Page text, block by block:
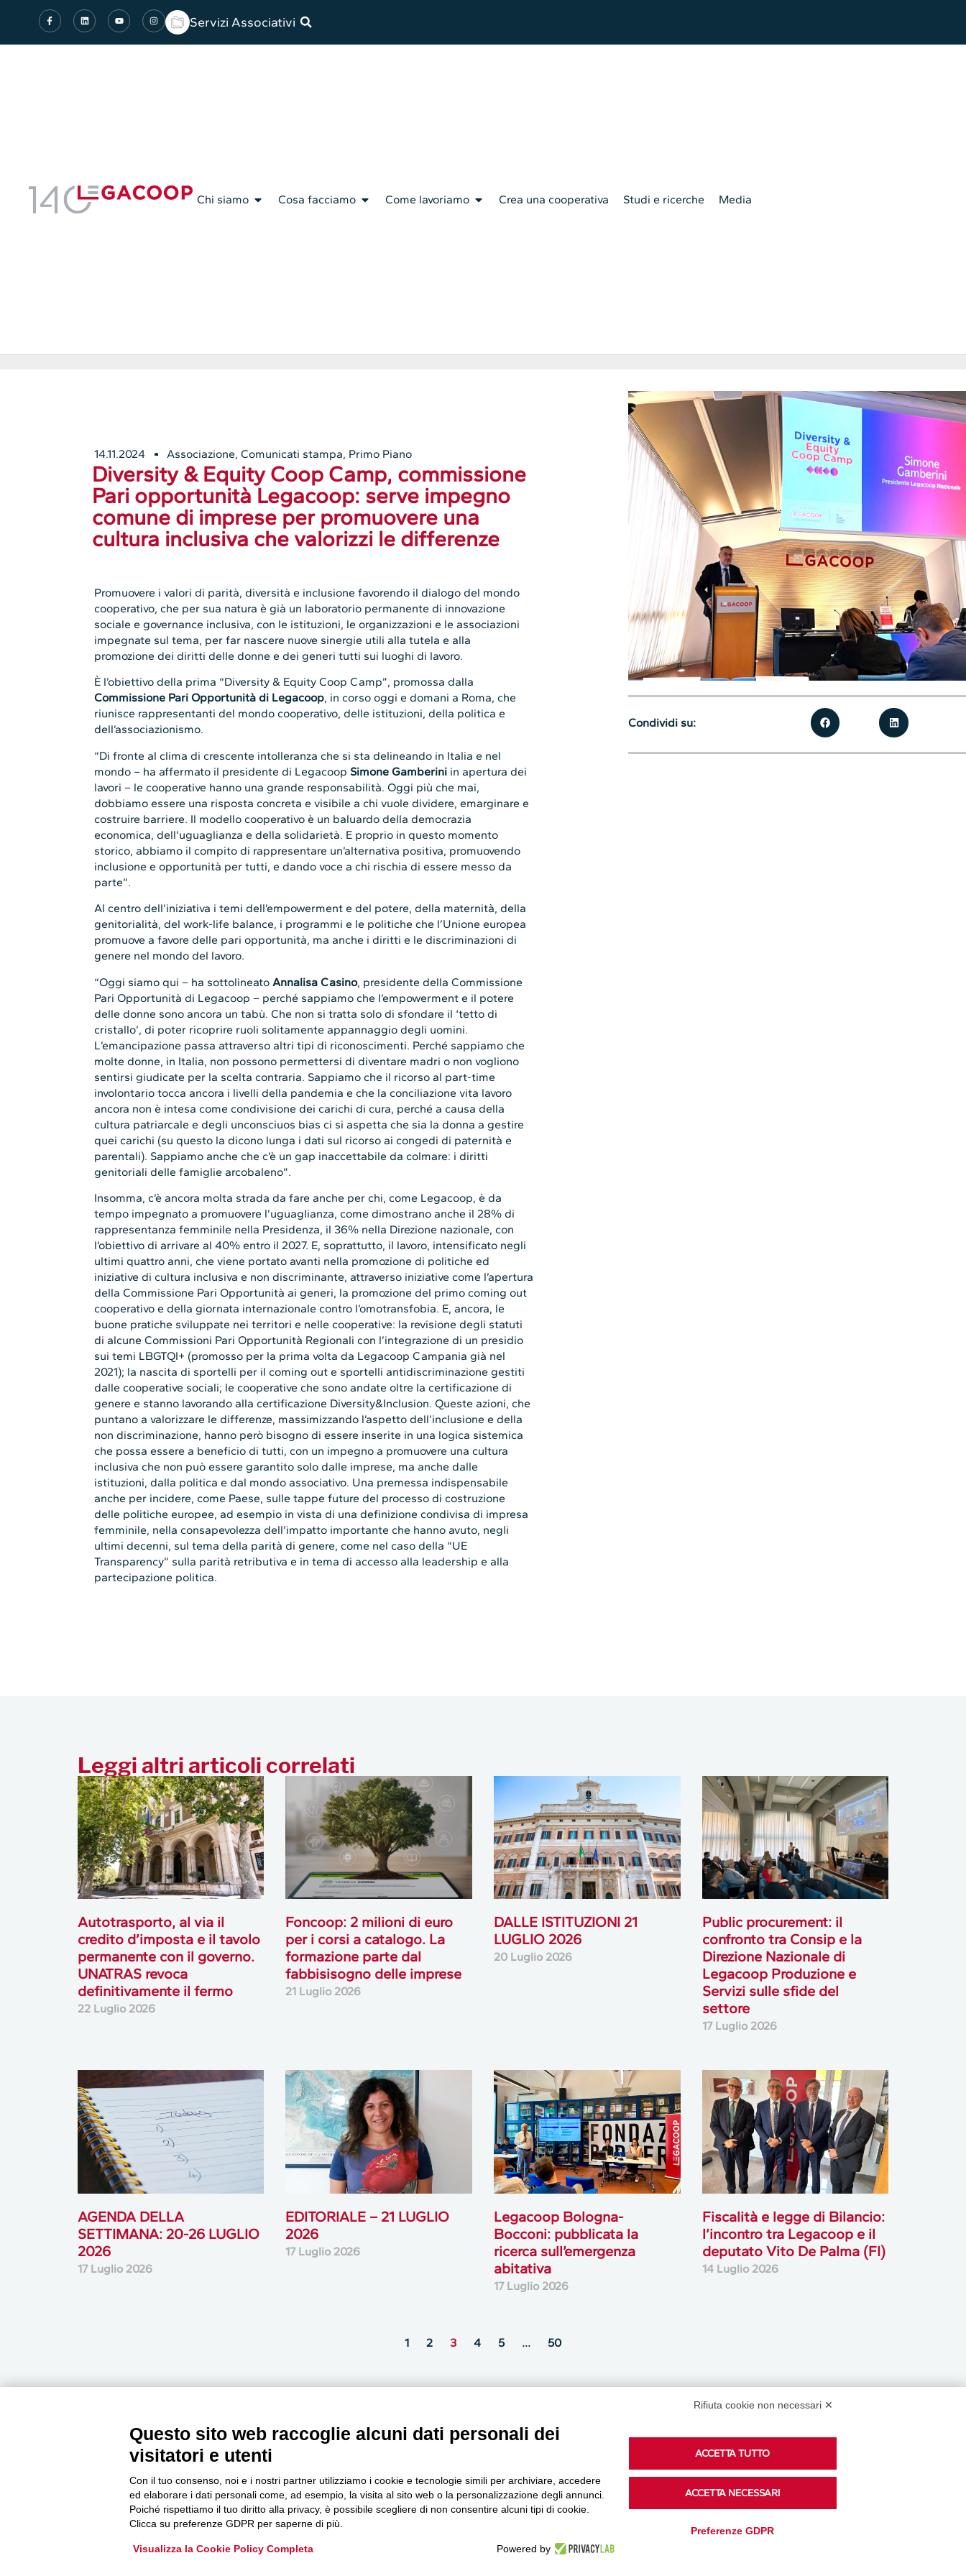
Servizi Associativi
Chi siamo Cosa facciamo Come lavoriamo Crea una cooperativa Studi e ricerche Media
14.11.2024 Associazione,Comunicati stampa, Primo Piano
Diversity & Equity Coop Camp, commissione
Pari opportunità Legacoop: serve impegno
comune di imprese per promuovere una
cultura inclusiva che valorizzi le differenze
Promuovere i valori di parità, diversità e inclusione favorendo il dialogo del mondo
cooperativo, che per sua natura è già un laboratorio permanente di innovazione
sociale e governance inclusiva, con le istituzioni, le organizzazioni e le associazioni
impegnate sul tema, per far nascere nuove sinergie utili alla tutela e alla
promozione dei diritti delle donne e dei generi tutti sui luoghi di lavoro.
È l’obiettivo della prima “Diversity & Equity Coop Camp”, promossa dalla
Commissione Pari Opportunità di Legacoop, in corso oggi e domani a Roma, che
riunisce rappresentanti del mondo cooperativo, delle istituzioni, della politica e
dell’associazionismo.
“Di fronte al clima di crescente intolleranza che si sta delineando in Italia e nel
mondo – ha affermato il presidente di Legacoop Simone Gamberini in apertura dei
lavori – le cooperative hanno una grande responsabilità. Oggi più che mai,
dobbiamo essere una risposta concreta e visibile a chi vuole dividere, emarginare e
costruire barriere. Il modello cooperativo è un baluardo della democrazia
economica, dell’uguaglianza e della solidarietà. E proprio in questo momento
storico, abbiamo il compito di rappresentare un’alternativa positiva, promuovendo
inclusione e opportunità per tutti, e dando voce a chi rischia di essere messo da
parte”.
Al centro dell’iniziativa i temi dell’empowerment e del potere, della maternità, della
genitorialità, del work-life balance, i programmi e le politiche che l’Unione europea
promuove a favore delle pari opportunità, ma anche i diritti e le discriminazioni di
genere nel mondo del lavoro.
“Oggi siamo qui – ha sottolineatoAnnalisa Casino, presidente della Commissione
Pari Opportunità di Legacoop – perché sappiamo che l’empowerment e il potere
delle donne sono ancora un tabù. Che non si tratta solo di sfondare il ‘tetto di
cristallo’, di poter ricoprire ruoli solitamente appannaggio degli uomini.
L’emancipazione passa attraverso altri tipi di riconoscimenti. Perché sappiamo che
molte donne, in Italia, non possono permettersi di diventare madri o non vogliono
sentirsi giudicate per la scelta contraria. Sappiamo che il ricorso al part-time
involontario tocca ancora i livelli della pandemia e che la conciliazione vita lavoro
ancora non è intesa come condivisione dei carichi di cura, perché a causa della
cultura patriarcale e degli unconsciuos bias ci si aspetta che sia la donna a gestire
quei carichi (su questo la dicono lunga i dati sul ricorso ai congedi di paternità e
parentali). Sappiamo anche che c’è un gap inaccettabile da colmare: i diritti
genitoriali delle famiglie arcobaleno”.
Insomma, c’è ancora molta strada da fare anche per chi, come Legacoop, è da
tempo impegnato a promuovere l’uguaglianza, come dimostrano anche il 28% di
rappresentanza femminile nella Presidenza, il 36% nella Direzione nazionale, con
l’obiettivo di arrivare al 40% entro il 2027. E, soprattutto, il lavoro, intensificato negli
ultimi quattro anni, che viene portato avanti nella promozione di politiche ed
iniziative di cultura inclusiva e non discriminante, attraverso iniziative come l’apertura
della Commissione Pari Opportunità ai generi, la promozione del primo coming out
cooperativo e della giornata internazionale contro l’omotransfobia. E, ancora, le
buone pratiche sviluppate nei territori e nelle cooperative: la revisione degli statuti
di alcune Commissioni Pari Opportunità Regionali con l’integrazione di un presidio
sui temi LBGTQI+ (promosso per la prima volta da Legacoop Campania già nel
2021); la nascita di sportelli per il coming out e sportelli antidiscriminazione gestiti
dalle cooperative sociali; le cooperative che sono andate oltre la certificazione di
genere e stanno lavorando alla certificazione Diversity&Inclusion. Queste azioni, che
puntano a valorizzare le differenze, massimizzando l’aspetto dell’inclusione e della
non discriminazione, hanno però bisogno di essere inserite in una logica sistemica
che possa essere a beneficio di tutti, con un impegno a promuovere una cultura
inclusiva che non può essere garantito solo dalle imprese, ma anche dalle
istituzioni, dalla politica e dal mondo associativo. Una premessa indispensabile
anche per incidere, come Paese, sulle tappe future del processo di costruzione
delle politiche europee, ad esempio in vista di una definizione condivisa di impresa
femminile, nella consapevolezza dell’impatto importante che hanno avuto, negli
ultimi decenni, sul tema della parità di genere, come nel caso della “UE
Transparency” sulla parità retributiva e in tema di accesso alla leadership e alla
partecipazione politica.
Condividi su:
Leggi altri articoli correlati
Autotrasporto, al via il
credito d’imposta e il tavolo
permanente con il governo.
UNATRAS revoca
definitivamente il fermo
22 Luglio 2026
Foncoop: 2 milioni di euro
per i corsi a catalogo. La
formazione parte dal
fabbisisogno delle imprese
21 Luglio 2026
DALLE ISTITUZIONI 21
LUGLIO 2026
20 Luglio 2026
Public procurement: il
confronto tra Consip e la
Direzione Nazionale di
Legacoop Produzione e
Servizi sulle sfide del
settore
17 Luglio 2026
AGENDA DELLA
SETTIMANA: 20-26 LUGLIO
2026
17 Luglio 2026
EDITORIALE – 21 LUGLIO
2026
17 Luglio 2026
Legacoop Bologna-
Bocconi: pubblicata la
ricerca sull’emergenza
abitativa
17 Luglio 2026
Fiscalità e legge di Bilancio:
l’incontro tra Legacoop e il
deputato Vito De Palma (FI)
14 Luglio 2026
1 2 3 4 5 … 50
Newsletter
Accedi o iscriviti alla nostra Newsletter Legacoop
Informazioni per restare sempre aggiornati sul
mondo della cooperazione.
Podcast
su Spreaker.
Rifiuta cookie non necessari ✕
Questo sito web raccoglie alcuni dati personali dei
visitatori e utenti
Con il tuo consenso, noi e i nostri partner utilizziamo i cookie e tecnologie simili per archiviare, accedere
ed elaborare i dati personali come, ad esempio, la visita al sito web o la personalizzazione degli annunci.
Poiché rispettiamo il tuo diritto alla privacy, è possibile scegliere di non consentire alcuni tipi di cookie.
Clicca su preferenze GDPR per saperne di più.
Visualizza la Cookie Policy Completa Powered by
ACCETTA TUTTO
ACCETTA NECESSARI
Preferenze GDPR